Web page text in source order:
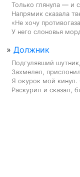
Только глянула — и
Напрямик сказала
«Не хочу
У него слоновья
» Должник
Подгулявший
Захмелел,
Я окурок мой кинул.
Раскурил и сказал,